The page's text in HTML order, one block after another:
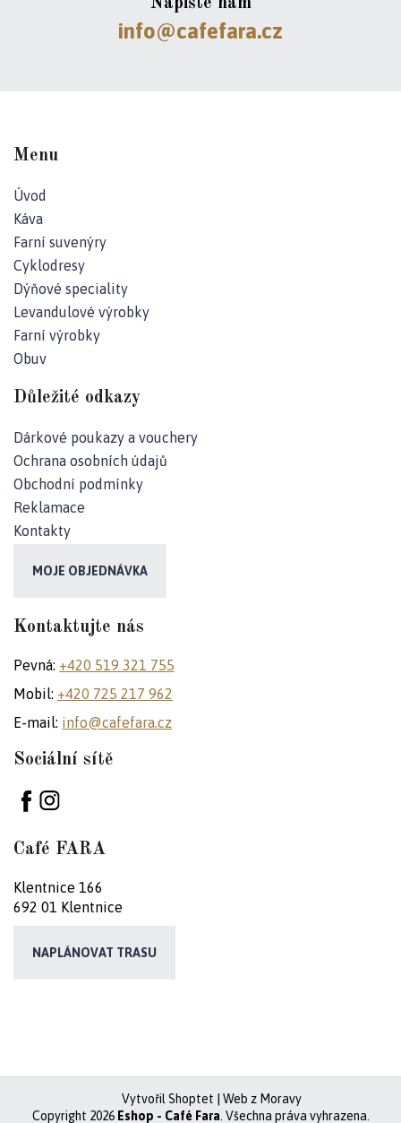
v
k
info@cafefara.cz
Menu
Úvod
Káva
Farní suvenýry
Cyklodresy
Dýňové speciality
Levandulové výrobky
Farní výrobky
Obuv
Důležité odkazy
Dárkové poukazy a vouchery
Ochrana osobních údajů
Obchodní podmínky
Reklamace
Kontakty
MOJE OBJEDNÁVKA
Kontaktujte nás
Pevná: +420 519 321 755
Mobil: +420 725 217 962
E-mail: info@cafefara.cz
Sociální sítě
Café FARA
Klentnice 166
692 01 Klentnice
NAPLÁNOVAT TRASU
á
Vytvořil Shoptet |Web z Moravy
Copyright 2026 Eshop - Café Fara. Všechna práva vyhrazena.